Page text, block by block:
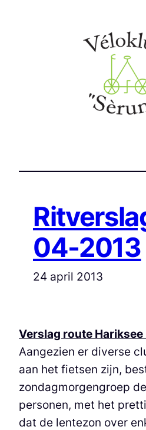
04-2013
24 april 2013
Verslag route
Aangezien er diverse
aan het fietsen zijn,
zondagmorgengroep
personen, met het
dat de lentezon over